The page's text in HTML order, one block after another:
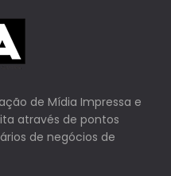
de Mídia Impressa e
através de pontos
de negócios de